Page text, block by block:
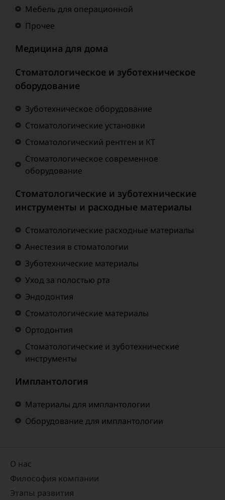
Мебель для операционной
Прочее
Медицина для дома
Стоматологическое и зуботехническое
оборудование
Зуботехническое оборудование
Стоматологические установки
Стоматологический рентген и КТ
Стоматологическое современное
оборудование
Стоматологические и зуботехнические
инструменты и расходные материалы
Стоматологические расходные материалы
Анестезия в стоматологии
Зуботехнические материалы
Уход за полостью рта
Эндодонтия
Стоматологические материалы
Ортодонтия
Стоматологические и зуботехнические
инструменты
Имплантология
Материалы для имплантологии
Оборудование для имплантологии
О нас
Философия компании
Этапы развития